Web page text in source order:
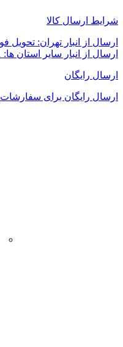
شرایط ارسال کالا
ارسال از انبار تهران: تحویل
ارسال از انبار سایر استان ها: 1 الی 2 روز کاری
ارسال رایگان
ارسال رایگان برای سفارشات بالای 10